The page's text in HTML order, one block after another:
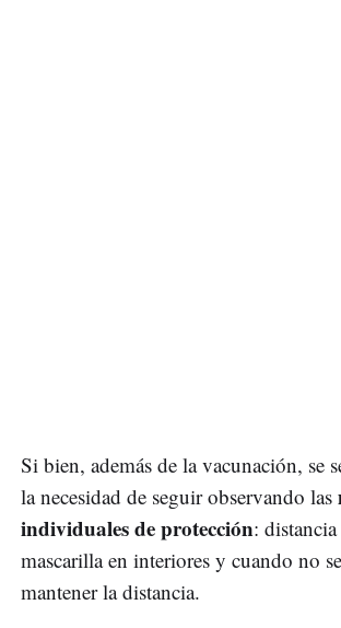
Si bien, además de la vacunación, se
la necesidad de seguir observando las
individuales de protección:
mascarilla en interiores y cuando no
mantener la distancia.